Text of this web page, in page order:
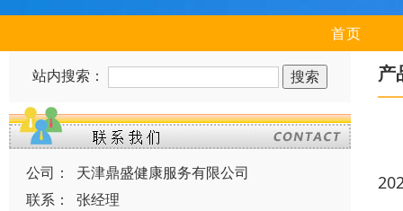
首页
站内搜索：
公司：
天津鼎盛健康服务有限公司
联系：
张经理
产